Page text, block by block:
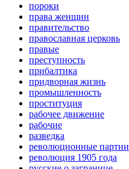
пороки
права женщин
правительство
православная церковь
правые
преступность
прибалтика
придворная жизнь
промышленность
проституция
рабочее движение
рабочие
разведка
революционные партии
революция 1905 года